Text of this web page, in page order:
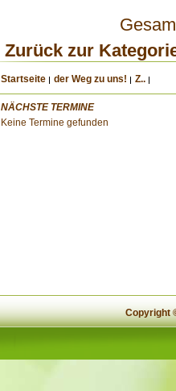
Zurück zur
Startseite der Weg zu uns! Z..
NÄCHSTE TERMINE
Keine Termine gefunden
Copyright